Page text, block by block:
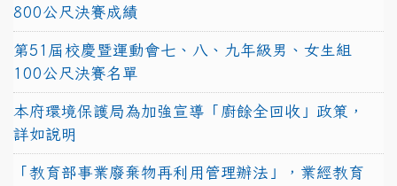
800公尺決賽成績
第51屆校慶暨運動會七、八、九年級男、女生組
100公尺決賽名單
本府環境保護局為加強宣導「廚餘全回收」政策，
詳如說明
「教育部事業廢棄物再利用管理辦法」，業經教育